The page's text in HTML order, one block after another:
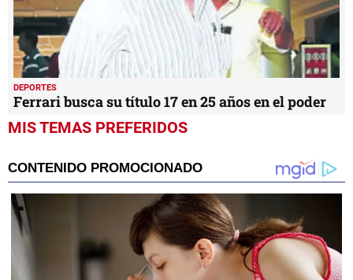
DEPORTES
Ferrari busca su título 17 en 25 años en el poder
MIS TEMAS PREFERIDOS